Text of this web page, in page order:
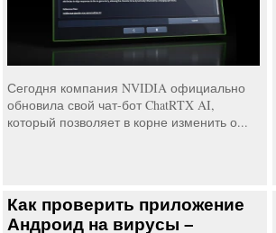
Сегодня компания NVIDIA официально
обновила свой чат-бот ChatRTX AI,
который позволяет в корне изменить о...
Как проверить приложение
Андроид на вирусы –